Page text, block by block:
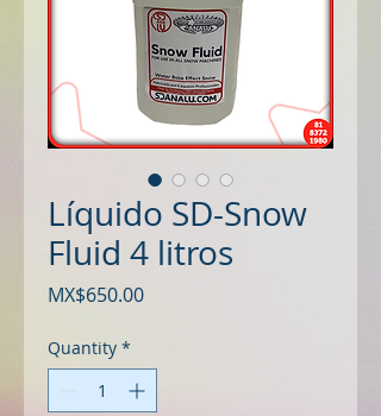
Líquido SD-Snow
Fluid 4 litros
MX$650.00Price
Quantity *